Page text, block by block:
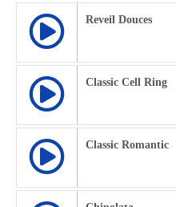
Reveil Douces
Classic Cell Ring
Classic Romantic